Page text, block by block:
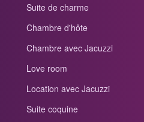
Suite de charme
Chambre d'hôte
Chambre avec Jacuzzi
Love room
Location avec Jacuzzi
Suite coquine